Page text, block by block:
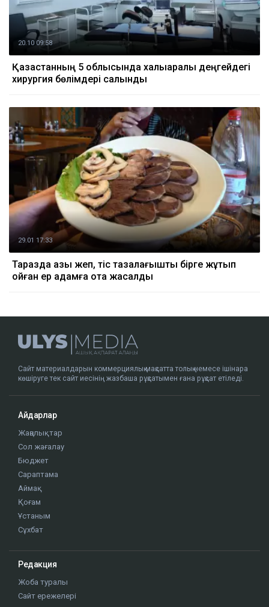
20.10 09:58
Қазақстанның 5 облысында халықаралық деңгейдегі
хирургия бөлімдері салынды
29.01 17:33
Таразда қазы жеп, тіс тазалағышты бірге жұтып
қойған ер адамға ота жасалды
Сайт материалдарын коммерциялық мақсатта толық немесе ішінара
көшіруге тек сайт иесінің жазбаша рұқсатымен ғана рұқсат етіледі.
Айдарлар
Жаңалықтар
Сол жағалау
Бюджет
Сараптама
Аймақ
Қоғам
Ұстаным
Сұхбат
Редакция
Жоба туралы
Сайт ережелері